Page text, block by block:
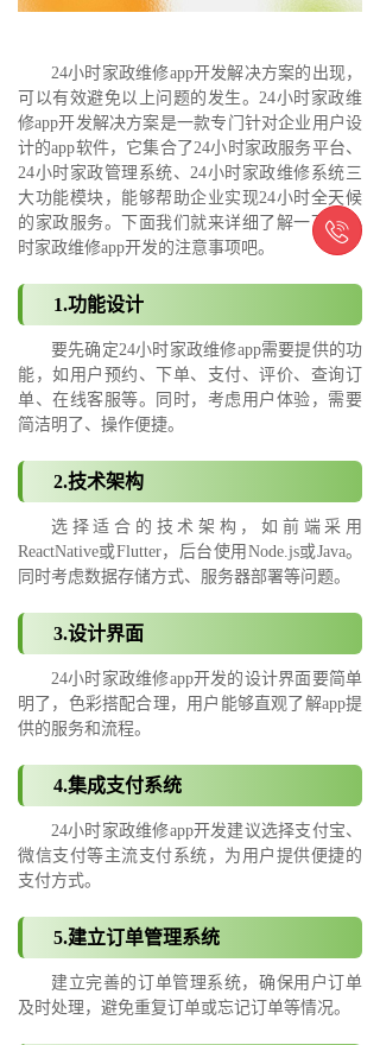
24小时家政维修app开发解决方案的出现，
可以有效避免以上问题的发生。24小时家政维
修app开发解决方案是一款专门针对企业用户设
计的app软件，它集合了24小时家政服务平台、
24小时家政管理系统、24小时家政维修系统三
大功能模块，能够帮助企业实现24小时全天候
的家政服务。下面我们就来详细了解一下24小
时家政维修app开发的注意事项吧。
1.功能设计
要先确定24小时家政维修app需要提供的功
能，如用户预约、下单、支付、评价、查询订
单、在线客服等。同时，考虑用户体验，需要
简洁明了、操作便捷。
2.技术架构
选择适合的技术架构，如前端采用
ReactNative或Flutter，后台使用Node.js或Java。
同时考虑数据存储方式、服务器部署等问题。
3.设计界面
24小时家政维修app开发的设计界面要简单
明了，色彩搭配合理，用户能够直观了解app提
供的服务和流程。
4.集成支付系统
24小时家政维修app开发建议选择支付宝、
微信支付等主流支付系统，为用户提供便捷的
支付方式。
5.建立订单管理系统
建立完善的订单管理系统，确保用户订单
及时处理，避免重复订单或忘记订单等情况。
